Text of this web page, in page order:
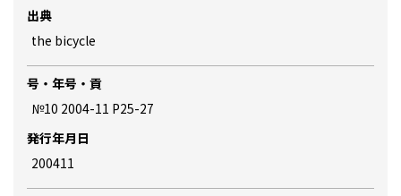
出典
the bicycle
号・年号・貢
№10 2004-11 P25-27
発行年月日
200411